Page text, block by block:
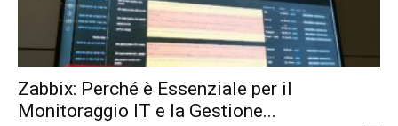
Zabbix: Perché è Essenziale per il
Monitoraggio IT e la Gestione...